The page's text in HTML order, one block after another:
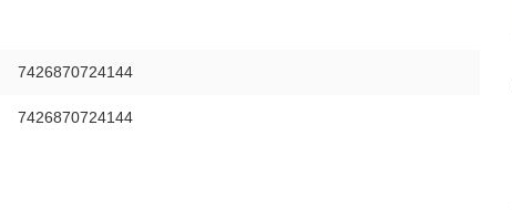
7426870724144
7426870724144